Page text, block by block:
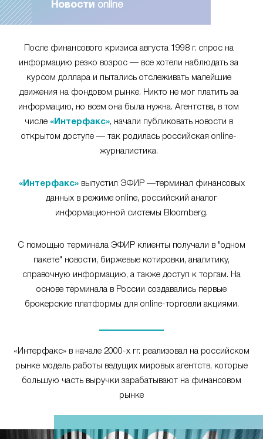
Новости online
После финансового кризиса августа 1998 г. спрос на
информацию резко возрос — все хотели наблюдать за
курсом доллара и пытались отслеживать малейшие
движения на фондовом рынке. Никто не мог платить за
информацию, но всем она была нужна. Агентства, в том
числе «Интерфакс», начали публиковать новости в
открытом доступе — так родилась российская online-
журналистика.
«Интерфакс»выпустил ЭФИР —терминал финансовых
данных в режиме online, российский аналог
информационной системы Bloomberg.
С помощью терминала ЭФИР клиенты получали в "одном
пакете" новости, биржевые котировки, аналитику,
справочную информацию, а также доступ к торгам. На
основе терминала в России создавались первые
брокерские платформы для online-торговли акциями.
«Интерфакс» в начале 2000-х гг. реализовал на российском
рынке модель работы ведущих мировых агентств, которые
большую часть выручки зарабатывают на финансовом
рынке